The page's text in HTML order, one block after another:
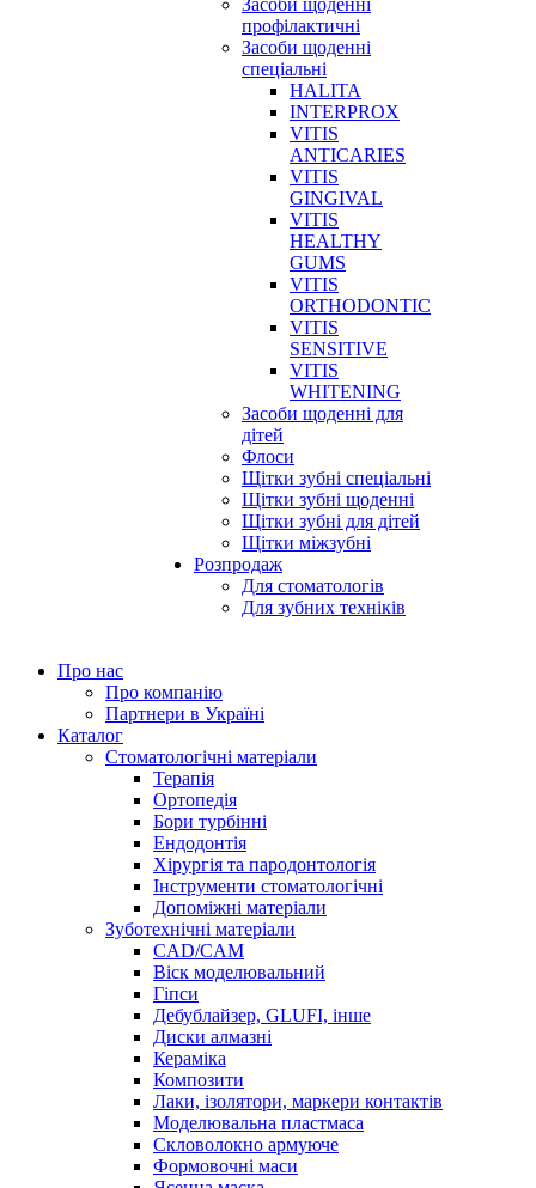
Засоби щоденні
профілактичні
Засоби щоденні
спеціальні
HALITA
INTERPROX
VITIS
ANTICARIES
VITIS
GINGIVAL
VITIS
HEALTHY
GUMS
VITIS
ORTHODONTIC
VITIS
SENSITIVE
VITIS
WHITENING
Засоби щоденні для
дітей
Флоси
Щітки зубні спеціальні
Щітки зубні щоденні
Щітки зубні для дітей
Щітки міжзубні
Розпродаж
Для стоматологів
Для зубних техніків
Про нас
Про компанію
Партнери в Україні
Каталог
Стоматологічні матеріали
Терапія
Ортопедія
Бори турбінні
Ендодонтія
Хірургія та пародонтологія
Інструменти стоматологічні
Допоміжні матеріали
Зуботехнічні матеріали
CAD/CAM
Віск моделювальний
Гіпси
Дебублайзер, GLUFI, інше
Диски алмазні
Кераміка
Композити
Лаки, ізолятори, маркери контактів
Моделювальна пластмаса
Скловолокно армуюче
Формовочні маси